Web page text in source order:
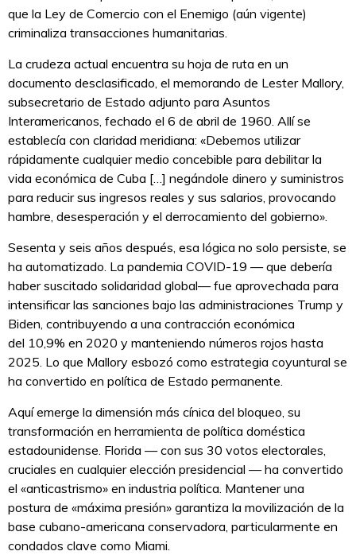
que la Ley de Comercio con el Enemigo (aún vigente)
criminaliza transacciones humanitarias.
La crudeza actual encuentra su hoja de ruta en un
documento desclasificado, el memorando de Lester Mallory,
subsecretario de Estado adjunto para Asuntos
Interamericanos, fechado el 6 de abril de 1960. Allí se
establecía con claridad meridiana: «Debemos utilizar
rápidamente cualquier medio concebible para debilitar la
vida económica de Cuba […] negándole dinero y suministros
para reducir sus ingresos reales y sus salarios, provocando
hambre, desesperación y el derrocamiento del gobierno».
Sesenta y seis años después, esa lógica no solo persiste, se
ha automatizado. La pandemia COVID-19 — que debería
haber suscitado solidaridad global— fue aprovechada para
intensificar las sanciones bajo las administraciones Trump y
Biden, contribuyendo a una contracción económica
del 10,9% en 2020 y manteniendo números rojos hasta
2025. Lo que Mallory esbozó como estrategia coyuntural se
ha convertido en política de Estado permanente.
Aquí emerge la dimensión más cínica del bloqueo, su
transformación en herramienta de política doméstica
estadounidense. Florida — con sus 30 votos electorales,
cruciales en cualquier elección presidencial — ha convertido
el «anticastrismo» en industria política. Mantener una
postura de «máxima presión» garantiza la movilización de la
base cubano-americana conservadora, particularmente en
condados clave como Miami.